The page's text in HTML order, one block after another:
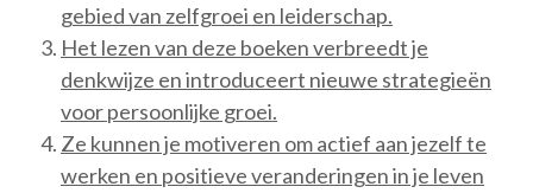
gebied van zelfgroei en leiderschap.
Het lezen van deze boeken verbreedt je
denkwijze en introduceert nieuwe strategieën
voor persoonlijke groei.
Ze kunnen je motiveren om actief aan jezelf te
werken en positieve veranderingen in je leven